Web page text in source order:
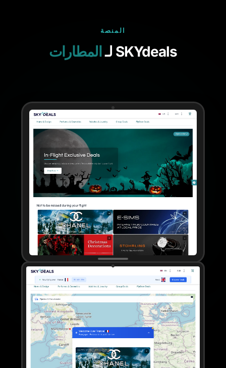
المنصة
SKYdeals لـ المطارات